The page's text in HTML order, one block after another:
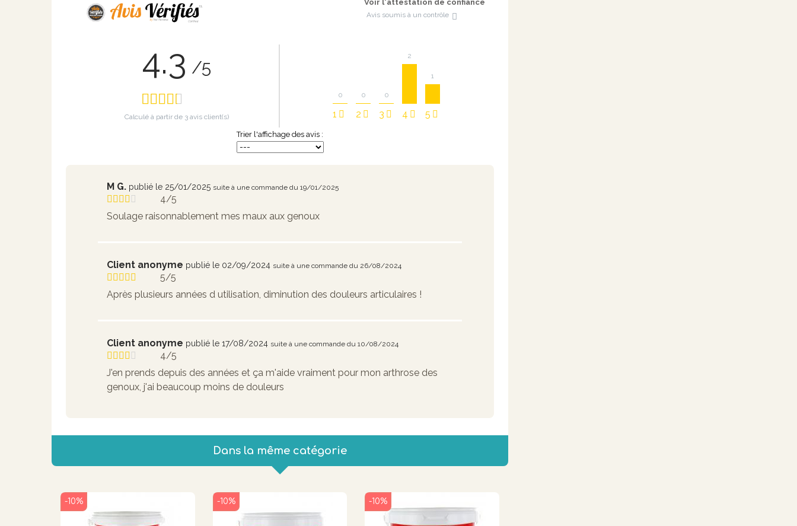
Voir l'attestation de confiance
Avis soumis à un contrôle
4.3 /5
Calculé à partir de 3 avis client(s) 1
0
2
0
3
0
4
2
5
1
Trier l'affichage des avis :
M G. publié le 25/01/2025 suite à une commande du 19/01/2025
4/5
Soulage raisonnablement mes maux aux genoux
Client anonyme publié le 02/09/2024 suite à une commande du 26/08/2024
5/5
Après plusieurs années d utilisation, diminution des douleurs articulaires !
Client anonyme publié le 17/08/2024 suite à une commande du 10/08/2024
4/5
J'en prends depuis des années et ça m'aide vraiment pour mon arthrose des
genoux, j'ai beaucoup moins de douleurs
Dans la même catégorie
-10% -10% -10%